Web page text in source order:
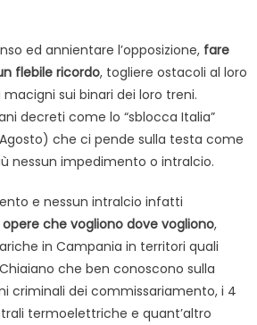
ed annientare l’opposizione,fare
flebile ricordo, togliere ostacoli al loro
sui binari dei loro treni.
decreti come lo “sblocca Italia”
che ci pende sulla testa come
nessun impedimento o intralcio.
e nessun intralcio infatti
che vogliono dove vogliono,
in Campania in territori quali
che ben conoscono sulla
criminali dei commissariamento, i 4
termoelettriche e quant’altro